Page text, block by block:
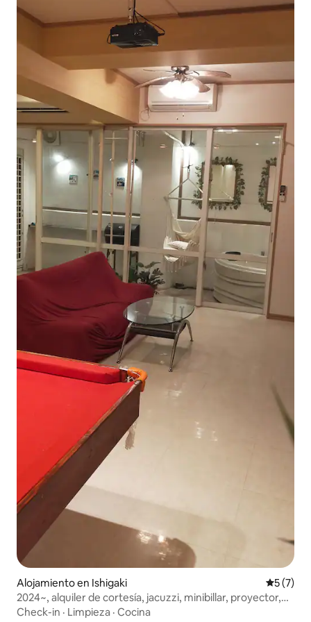
Alojamiento en Ishigaki
5 (7)
2024~, alquiler de cortesía, jacuzzi, minibillar, proyector,
zona de barbacoa, 60 m², 1 piso, Wii
Check-in · Limpieza · Cocina